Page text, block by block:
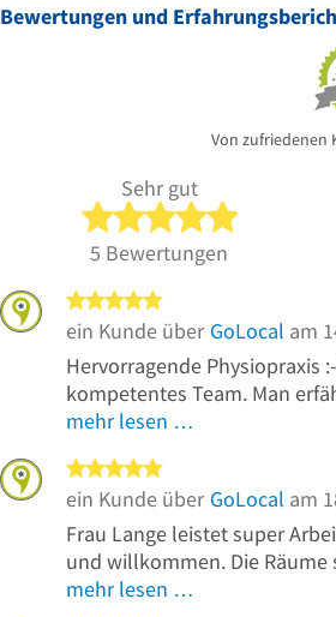
Bewertungen und
Von zufriedenen
Sehr gut
5 von 5
5 Bewertungen
ein Kunde über GoLocal am
Hervorragende Physiopraxis
kompetentes Team. Man
mehr lesen …
ein Kunde über GoLocal am
Frau Lange leistet super
und willkommen. Die Räume
mehr lesen …